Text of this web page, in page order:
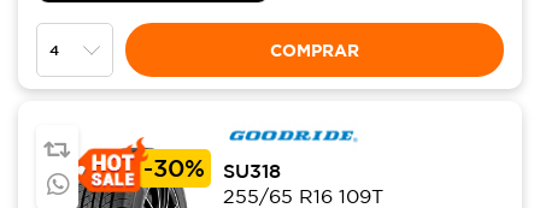
COMPRAR
-30%
SU318
255/65 R16 109T